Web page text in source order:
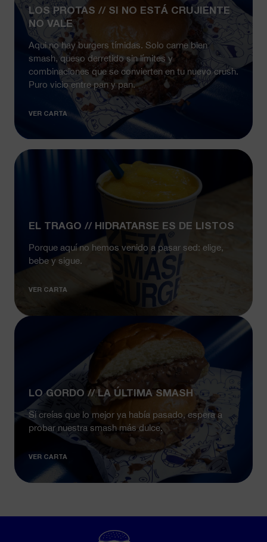
LOS PROTAS // SI NO ESTÁ CRUJIENTE
NO VALE
Aqui no hay burgers tímidas. Solo carne bien
smash, queso derretido sin límites y
combinaciones que se convierten en tu nuevo crush.
Puro vicio entre pan y pan.
VER CARTA
EL TRAGO // HIDRATARSE ES DE LISTOS
Porque aquí no hemos venido a pasar sed: elige,
bebe y sigue.
VER CARTA
LO GORDO // LA ÚLTIMA SMASH
Si creías que lo mejor ya había pasado, espera a
probar nuestra smash más dulce.
VER CARTA